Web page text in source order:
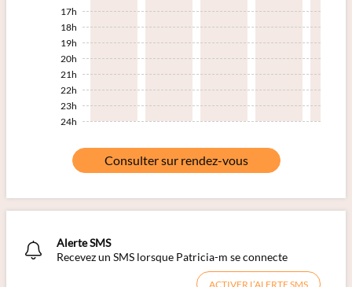
17h
18h
19h
20h
21h
22h
23h
24h
Consulter sur rendez-vous
Alerte SMS
Recevez un SMS lorsque Patricia-m se connecte
ACTIVER L’ALERTE SMS